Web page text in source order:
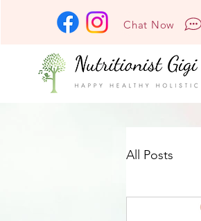
Chat Now
All Posts